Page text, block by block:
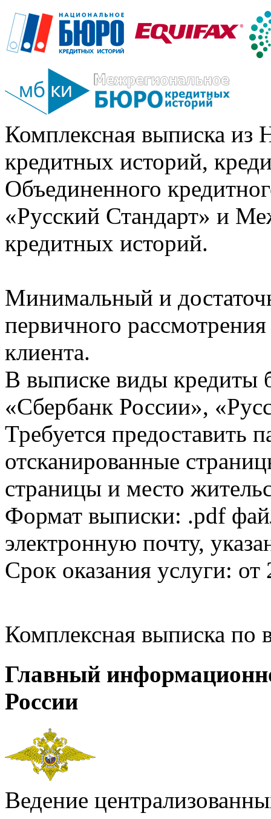
Комплексная выписка из
кредитных историй,
Объединенного
«Русский Стандарт» и
кредитных историй.
Минимальный и
первичного
клиента.
В выписке виды кредиты
«Сбербанк России»,
Требуется предоставить
отсканированные
страницы и место
Формат выписки: .pdf
электронную почту,
Срок оказания услуги: от
Комплексная выписка
Главный
России
Ведение